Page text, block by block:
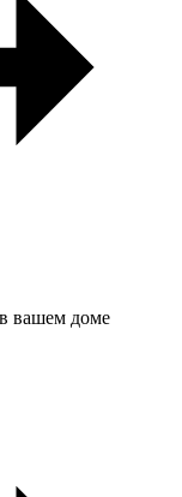
вашем доме